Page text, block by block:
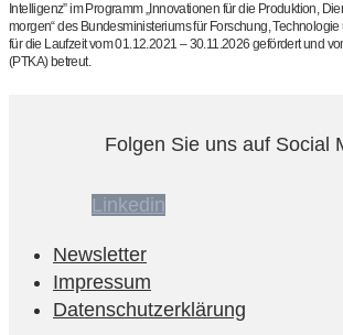
Intelligenz” im Programm „Innovationen für die Produktion,
morgen“ des Bundesministeriums für Forschung,
für die Laufzeit vom 01.12.2021 – 30.11.2026 gefördert und
(PTKA) betreut.
Folgen Sie uns auf Social
Linkedin
Newsletter
Impressum
Datenschutzerklärung